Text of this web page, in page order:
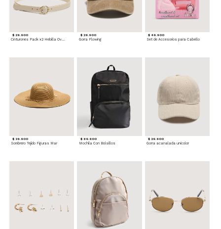
$ 29.900
Cinturones Pack x2 Hebilla Ovalada
$ 29.900
Gorra Flowing
$ 49.900
Set de Accesorios para Cabello
$ 39.900
Sombrero Tejido Figuras Mar
$ 69.900
Mochila Con Bolsillos
$ 29.900
Gorra acanalada unicolor